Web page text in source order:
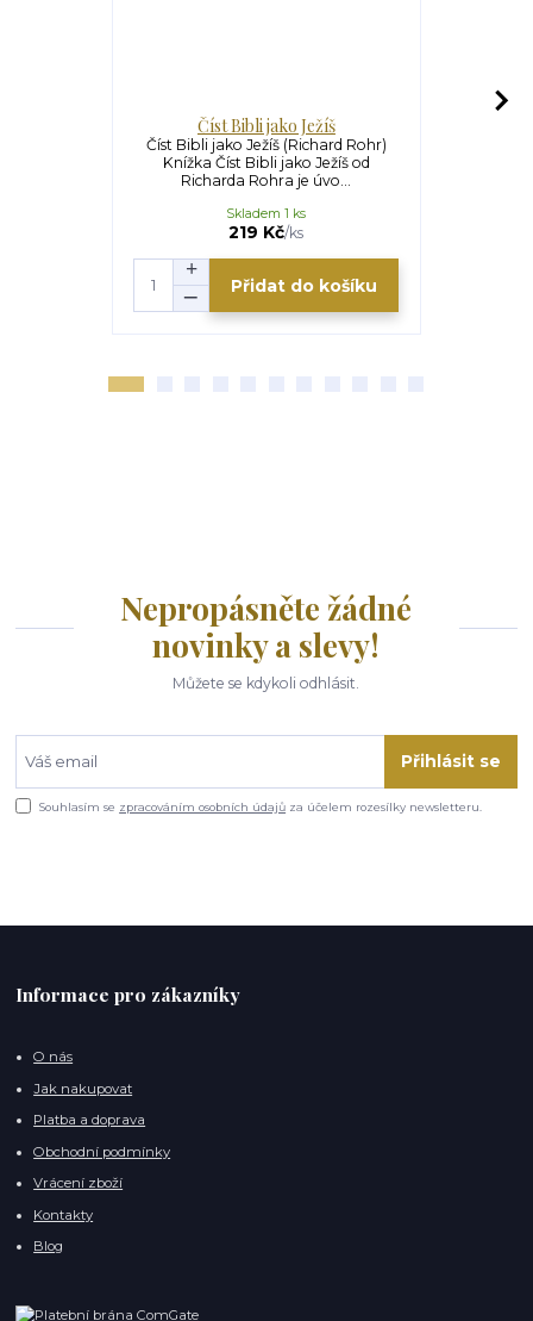
Číst Bibli jako Ježíš
Číst Bibli jako Ježíš (Richard Rohr)
Knížka Číst Bibli jako Ježíš od
Richarda Rohra je úvo...
219 Kč/ks
Skladem 1 ks
Přidat do košíku
Nepropásněte žádné
novinky a slevy!
Můžete se kdykoli odhlásit.
Přihlásit se
Souhlasím se zpracováním osobních údajů za účelem rozesílky newsletteru.
Informace pro zákazníky
O nás
Jak nakupovat
Platba a doprava
Obchodní podmínky
Vrácení zboží
Kontakty
Blog